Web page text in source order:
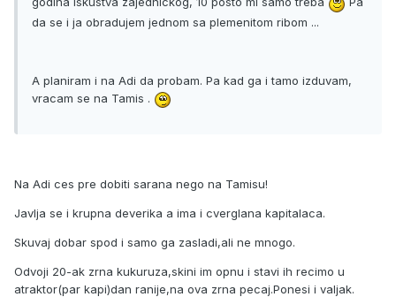
da se i ja obradujem jednom sa plemenitom ribom ...
A planiram i na Adi da probam. Pa kad ga i tamo izduvam,
vracam se na Tamis .
Na Adi ces pre dobiti sarana nego na Tamisu!
Javlja se i krupna deverika a ima i cverglana kapitalaca.
Skuvaj dobar spod i samo ga zasladi,ali ne mnogo.
Odvoji 20-ak zrna kukuruza,skini im opnu i stavi ih recimo u
atraktor(par kapi)dan ranije,na ova zrna pecaj.Ponesi i valjak.